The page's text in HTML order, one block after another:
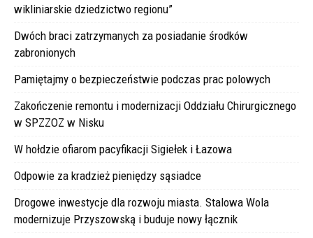
wikliniarskie dziedzictwo regionu”
Dwóch braci zatrzymanych za posiadanie środków
zabronionych
Pamiętajmy o bezpieczeństwie podczas prac polowych
Zakończenie remontu i modernizacji Oddziału Chirurgicznego
w SPZZOZ w Nisku
W hołdzie ofiarom pacyfikacji Sigiełek i Łazowa
Odpowie za kradzież pieniędzy sąsiadce
Drogowe inwestycje dla rozwoju miasta. Stalowa Wola
modernizuje Przyszowską i buduje nowy łącznik